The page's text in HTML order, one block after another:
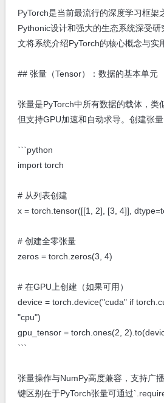
PyTorch是当前最流行的深度学习框架
Pythonic设计和强大的生态系统深受
文将系统介绍PyTorch的核心概念与实
## 张量（Tensor）：数据的基本单元
张量是PyTorch中所有数据的载体，类
但支持GPU加速和自动求导。创建张量
```python
import torch
# 从列表创建
x = torch.tensor([[1, 2], [3, 4]],
# 创建全零张量
zeros = torch.zeros(3, 4)
# 在GPU上创建（如果可用）
device = torch.device("cuda" if
"cpu")
gpu_tensor = torch.ones(2,
```
张量操作与NumPy高度兼容，支持广
键区别在于PyTorch张量可通过